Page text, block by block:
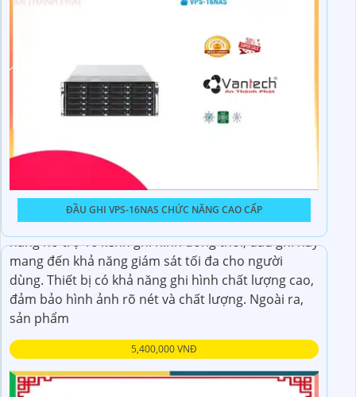
ĐẦU GHI VPS-16NAS CHỨC NĂNG CAO CẤP
5,400,000 VNĐ
Đầu ghi IP VP-N8883H2 là một sản phẩm chất
lượng cao trong lĩnh vực giám sát an ninh. Với khả
năng hỗ trợ 16 kênh ghi hình đồng thời, đầu ghi này
mang đến khả năng giám sát tối đa cho người
dùng. Thiết bị có khả năng ghi hình chất lượng cao,
đảm bảo hình ảnh rõ nét và chất lượng. Ngoài ra,
sản phẩm